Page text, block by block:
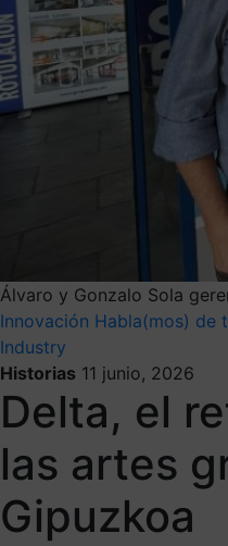
Álvaro y Gonzalo Sola
Innovación Habla(mos) de
Industry
Historias 11 junio, 2026
Delta, el
las artes
Gipuzkoa